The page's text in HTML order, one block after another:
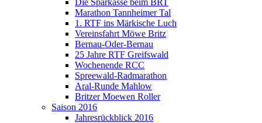
Die Sparkasse beim BRT
Marathon Tannheimer Tal
1. RTF ins Märkische Luch
Vereinsfahrt Möwe Britz
Bernau-Oder-Bernau
25 Jahre RTF Greifswald
Wochenende RCC
Spreewald-Radmarathon
Aral-Runde Mahlow
Britzer Moewen Roller
Saison 2016
Jahresrückblick 2016